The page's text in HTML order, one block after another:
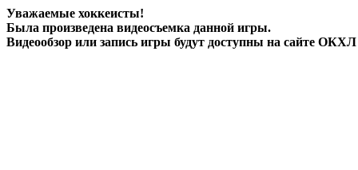
Уважаемые хоккеисты!
Была произведена видеосъемка данной игры.
Видеообзор или запись игры будут доступны на сайте